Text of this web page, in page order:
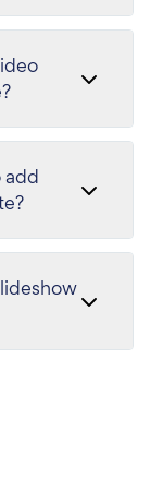
add